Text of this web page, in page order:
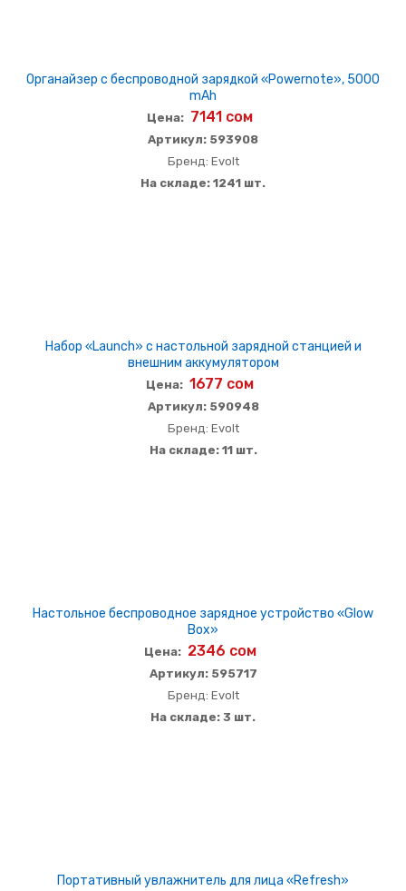
Органайзер с беспроводной зарядкой «Powernote», 5000
mAh
Цена: 7141 сом
Артикул: 593908
Бренд: Evolt
На складе: 1241 шт.
Набор «Launch» с настольной зарядной станцией и
внешним аккумулятором
Цена: 1677 сом
Артикул: 590948
Бренд: Evolt
На складе: 11 шт.
Настольное беспроводное зарядное устройство «Glow
Box»
Цена: 2346 сом
Артикул: 595717
Бренд: Evolt
На складе: 3 шт.
Портативный увлажнитель для лица «Refresh»